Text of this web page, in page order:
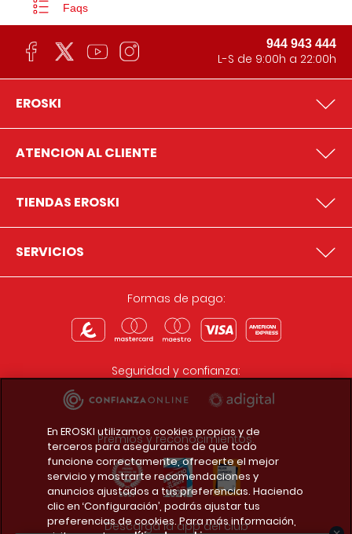
Faqs
944 943 444
L-S de 9:00h a 22:00h
EROSKI
ATENCION AL CLIENTE
TIENDAS EROSKI
SERVICIOS
Formas de pago:
Seguridad y confianza:
Premios y reconocimientos:
Descarga la app del club
En EROSKI utilizamos cookies propias y de
terceros para asegurarnos de que todo
funcione correctamente, ofrecerte el mejor
servicio y mostrarte recomendaciones y
anuncios ajustados a tus preferencias. Haciendo
clic en ‘Configuración’, podrás ajustar tus
preferencias de cookies. Para más información,